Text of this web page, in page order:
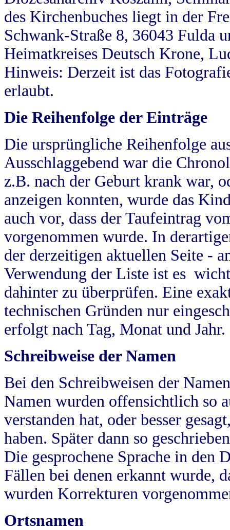
des Kirchenbuches liegt in der
Schwank-Straße 8, 36043 Fulda
Heimatkreises Deutsch Krone,
Hinweis: Derzeit ist das
erlaubt.
Die Reihenfolge der Einträge
Die ursprüngliche Reihenfolge
Ausschlaggebend war die
z.B. nach der Geburt krank war,
anzeigen konnten, wurde das
auch vor, dass der Taufeintrag
vorgenommen wurde. In
der derzeitigen aktuellen Seite -
Verwendung der Liste ist es
dahinter zu überprüfen. Eine
technischen Gründen nur
erfolgt nach Tag, Monat und Jahr.
Schreibweise der Namen
Bei den Schreibweisen der
Namen wurden offensichtlich so
verstanden hat, oder besser
haben. Später dann so
Die gesprochene Sprache in
Fällen bei denen erkannt wurde,
wurden Korrekturen
Ortsnamen